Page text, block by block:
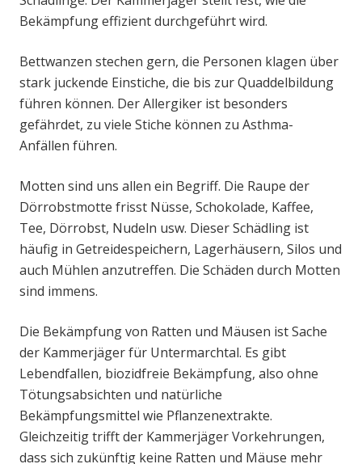
Bekämpfung effizient durchgeführt wird.
Bettwanzen stechen gern, die Personen klagen über
stark juckende Einstiche, die bis zur Quaddelbildung
führen können. Der Allergiker ist besonders
gefährdet, zu viele Stiche können zu Asthma-
Anfällen führen.
Motten sind uns allen ein Begriff. Die Raupe der
Dörrobstmotte frisst Nüsse, Schokolade, Kaffee,
Tee, Dörrobst, Nudeln usw. Dieser Schädling ist
häufig in Getreidespeichern, Lagerhäusern, Silos und
auch Mühlen anzutreffen. Die Schäden durch Motten
sind immens.
Die Bekämpfung von Ratten und Mäusen ist Sache
der Kammerjäger für Untermarchtal. Es gibt
Lebendfallen, biozidfreie Bekämpfung, also ohne
Tötungsabsichten und natürliche
Bekämpfungsmittel wie Pflanzenextrakte.
Gleichzeitig trifft der Kammerjäger Vorkehrungen,
dass sich zukünftig keine Ratten und Mäuse mehr